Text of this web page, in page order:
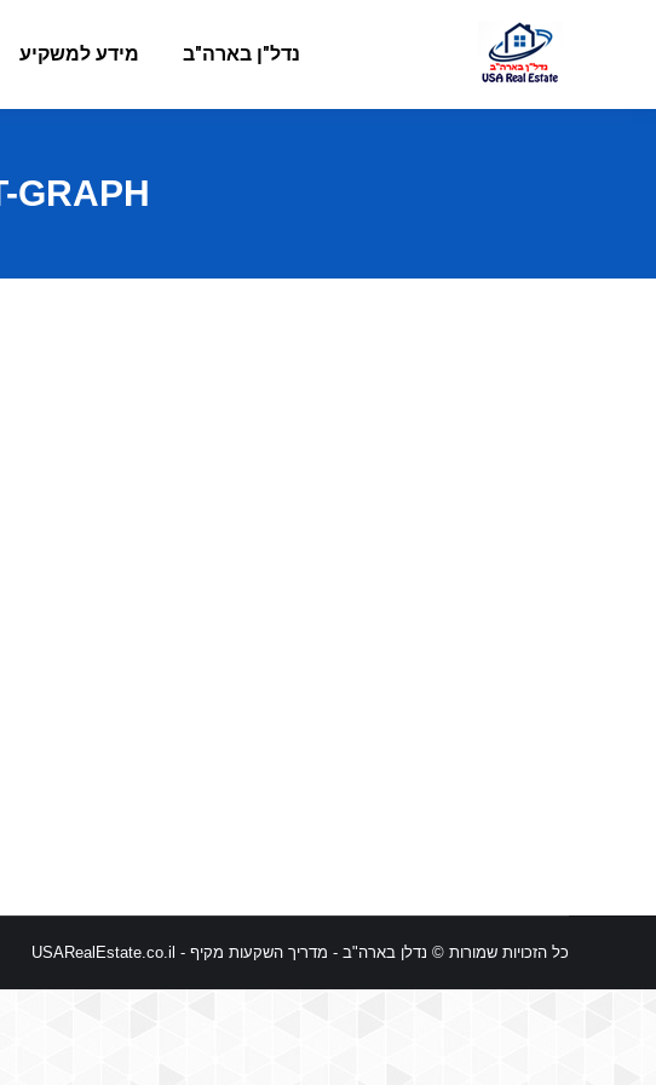
נדל"ן בארה"ב מידע למשקיע
GRAPH
כל הזכויות שמורות © נדלן בארה"ב - מדריך השקעות מקיף - USARealEstate.co.il